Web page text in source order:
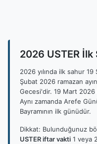
2026 USTER
2026 yılında ilk sahur
Şubat 2026 ramazan
Gecesi'dir. 19 Mart 2026
Aynı zamanda Arefe
Bayramının ilk günüdür.
Dikkat: Bulunduğunuz
USTER iftar vakti 1 veya